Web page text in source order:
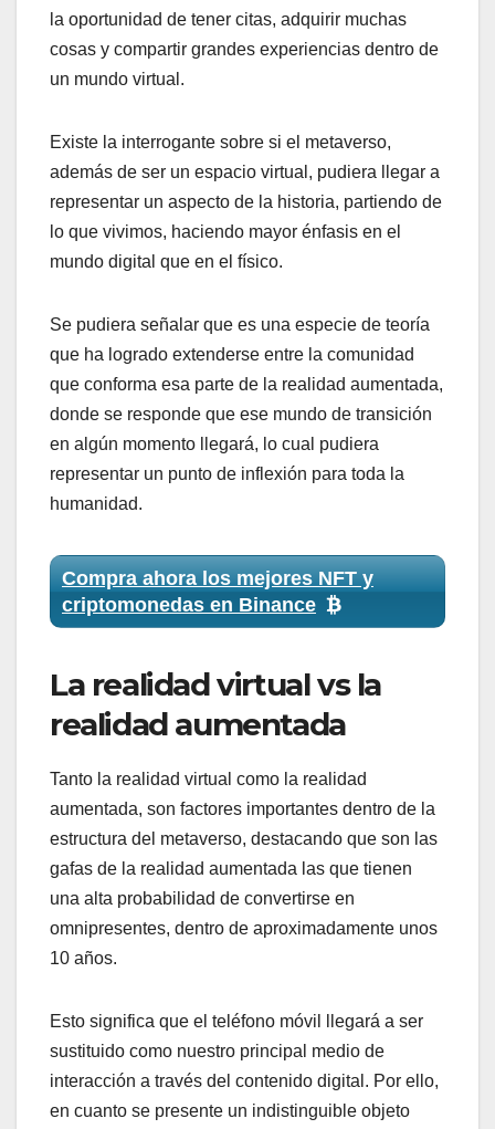
la oportunidad de tener citas, adquirir muchas
cosas y compartir grandes experiencias dentro de
un mundo virtual.
Existe la interrogante sobre si el metaverso,
además de ser un espacio virtual, pudiera llegar a
representar un aspecto de la historia, partiendo de
lo que vivimos, haciendo mayor énfasis en el
mundo digital que en el físico.
Se pudiera señalar que es una especie de teoría
que ha logrado extenderse entre la comunidad
que conforma esa parte de la realidad aumentada,
donde se responde que ese mundo de transición
en algún momento llegará, lo cual pudiera
representar un punto de inflexión para toda la
humanidad.
Compra ahora los mejores NFT y
criptomonedas en Binance
La realidad virtual vs la
realidad aumentada
Tanto la realidad virtual como la realidad
aumentada, son factores importantes dentro de la
estructura del metaverso, destacando que son las
gafas de la realidad aumentada las que tienen
una alta probabilidad de convertirse en
omnipresentes, dentro de aproximadamente unos
10 años.
Esto significa que el teléfono móvil llegará a ser
sustituido como nuestro principal medio de
interacción a través del contenido digital. Por ello,
en cuanto se presente un indistinguible objeto